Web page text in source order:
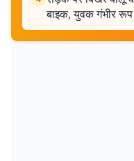
बाइक, युवक गंभीर